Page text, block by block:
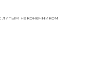
литым наконечником